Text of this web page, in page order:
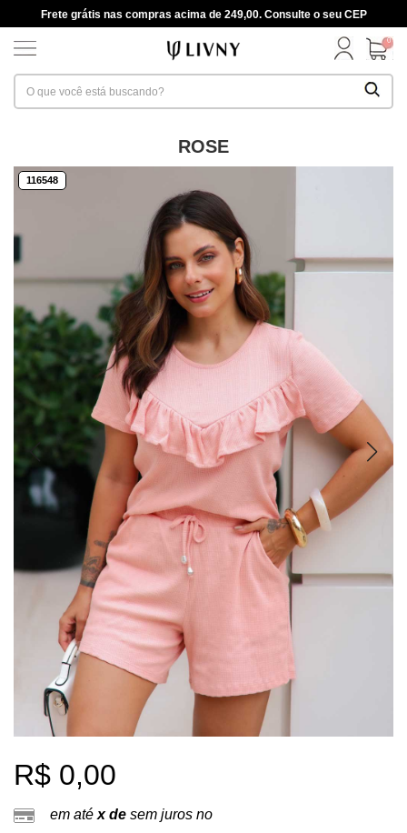
Frete grátis nas compras acima de 249,00. Consulte o seu CEP
0
ROSE
116548
R$ 0,00
em até x de sem juros no